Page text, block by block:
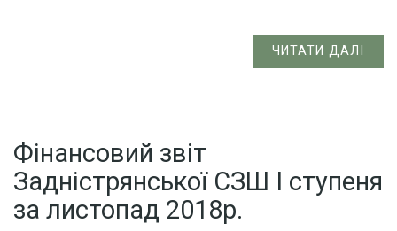
ЧИТАТИ ДАЛІ
Фінансовий звіт
Задністрянської СЗШ І ступеня
за листопад 2018р.